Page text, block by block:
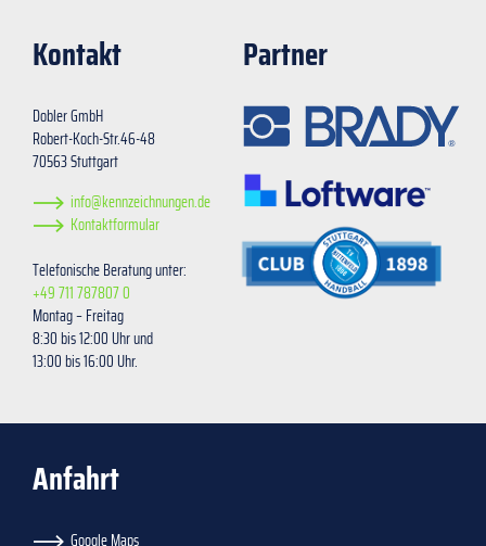
Kontakt
Dobler GmbH
Robert-Koch-Str.46-48
70563 Stuttgart
info@kennzeichnungen.de
Kontaktformular
Telefonische Beratung unter:
+49 711 787807 0
Montag – Freitag
8:30 bis 12:00 Uhr und
13:00 bis 16:00 Uhr.
Partner
Anfahrt
Google Maps